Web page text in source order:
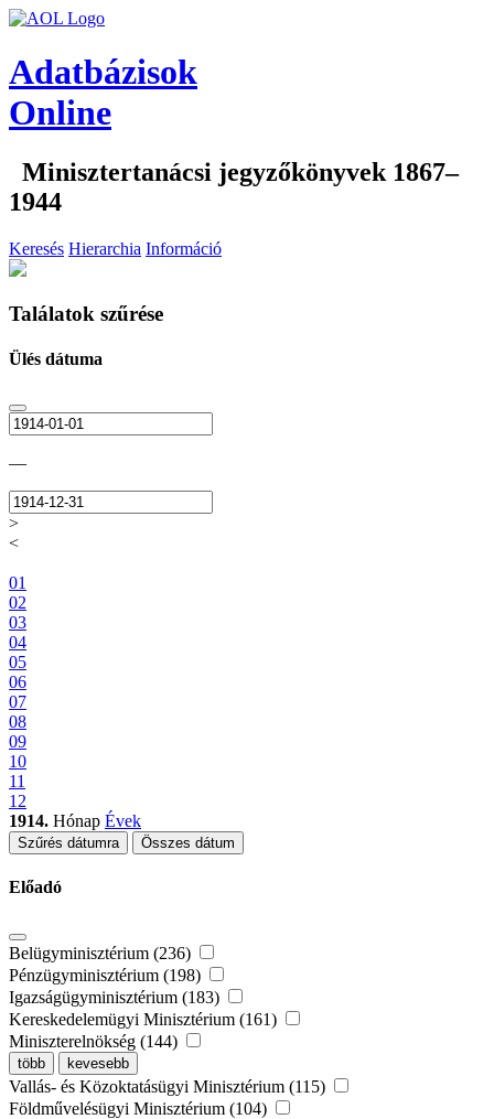
Adatbázisok
Online
Minisztertanácsi jegyzőkönyvek 1867–
1944
Keresés Hierarchia Információ
Találatok szűrése
Ülés dátuma
—
>
<
01
02
03
04
05
06
07
08
09
10
11
12
1914. Hónap Évek
Szűrés dátumra Összes dátum
Előadó
Belügyminisztérium (236)
Pénzügyminisztérium (198)
Igazságügyminisztérium (183)
Kereskedelemügyi Minisztérium (161)
Miniszterelnökség (144)
több kevesebb
Vallás- és Közoktatásügyi Minisztérium (115)
Földművelésügyi Minisztérium (104)